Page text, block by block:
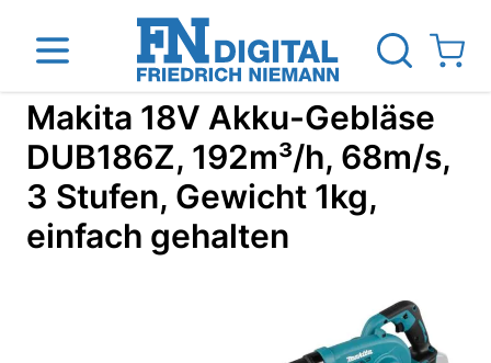
Direkt zum Inhalt
Das Unternehmen Standorte News Blog
View
Makita 18V Akku-Gebläse
DUB186Z, 192m³/h, 68m/s,
3 Stufen, Gewicht 1kg,
einfach gehalten